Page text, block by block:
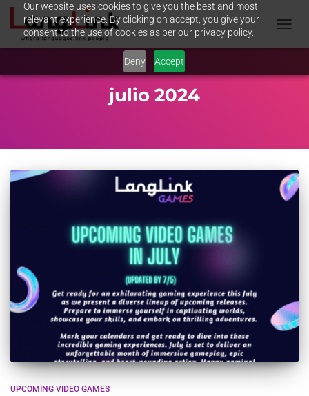
Our website uses cookies to give you the best and most
relevant experience. By clicking on accept, you give your
consent to the use of cookies as per our privacy policy.
Deny Accept
julio 2024
UPCOMING VIDEO GAMES